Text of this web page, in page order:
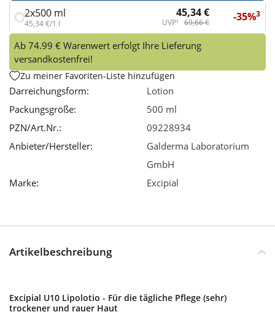
2x500 ml
45,34 €/1 l
45,34 €
UVP¹ 69,66 € -35%3
Ab 74.99 € Warenwert erfolgt Ihre Lieferung
versandkostenfrei!
Zu meiner Favoriten-Liste hinzufügen
Darreichungsform:
Lotion
Packungsgröße:
500 ml
PZN/Art.Nr.:
09228934
Anbieter/Hersteller:
Galderma Laboratorium
GmbH
Marke:
Excipial
Artikelbeschreibung
Excipial U10 Lipolotio - Für die tägliche Pflege (sehr)
trockener und rauer Haut